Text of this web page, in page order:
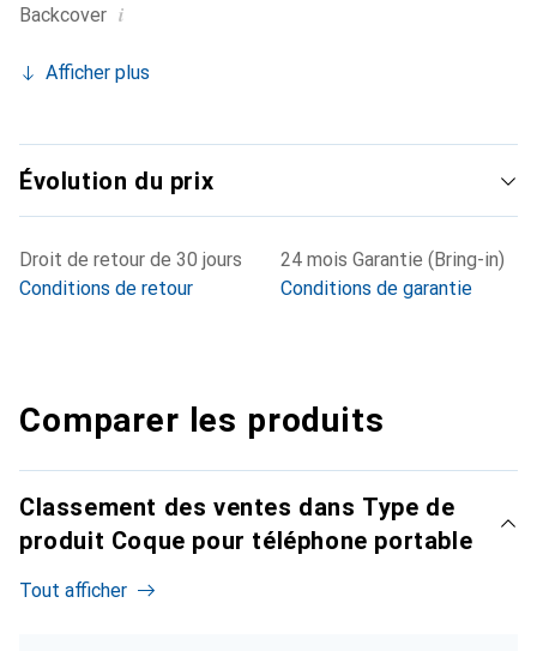
Backcover i
Afficher plus
Évolution du prix
Droit de retour de 30 jours
Conditions de retour
24 mois Garantie (Bring-in)
Conditions de garantie
Comparer les produits
Classement des ventes dans Type de
produit Coque pour téléphone portable
Tout afficher